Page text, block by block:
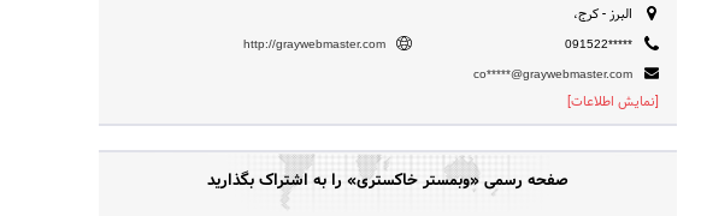
البرز - کرج،
091522*****
http://graywebmaster.com
co*****@graywebmaster.com
[نمایش اطلاعات]
صفحه رسمی «وبمستر خاکستری» را به اشتراک بگذارید